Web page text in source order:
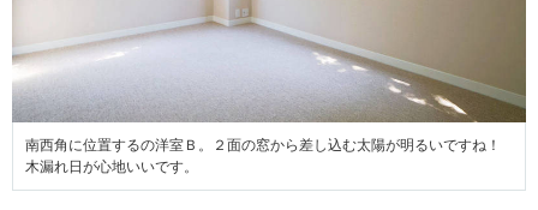
南西角に位置するの洋室Ｂ。２面の窓から差し込む太陽が明るいですね！
木漏れ日が心地いいです。